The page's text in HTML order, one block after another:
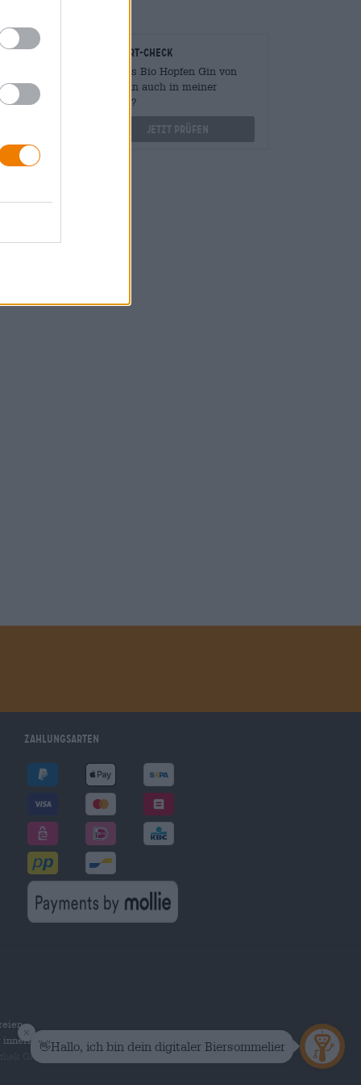
Vor-Ort-Check
Gibt es Bio Hopfen Gin von
Vulkan auch in meiner
Filiale?
Jetzt prüfen
Zahlungsarten
Deutschlands.
Group GmbH. Alle Rechte vorbehalten.